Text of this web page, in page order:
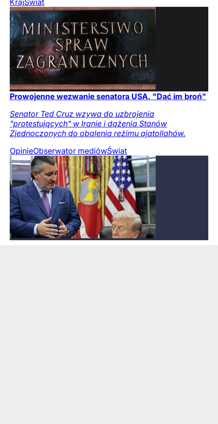
Prowojenne wezwanie senatora USA. "Dać im broń"
Senator Ted Cruz wzywa do uzbrojenia
"protestujących" w Iranie i dążenia Stanów
Zjednoczonych do obalenia reżimu ajatollahów.
OpinieObserwator mediówŚwiat